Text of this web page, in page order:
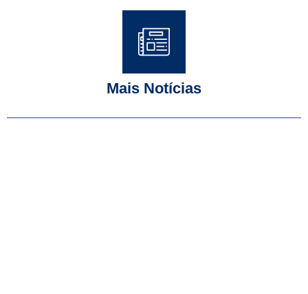
Mais Notícias